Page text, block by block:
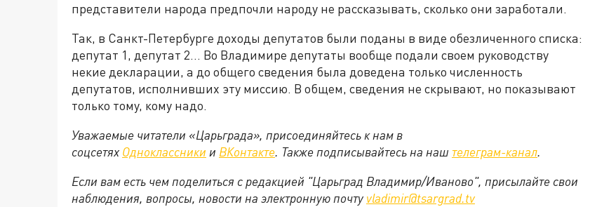
представители народа предпочли народу не рассказывать, сколько они заработали.
Так, в Санкт-Петербурге доходы депутатов были поданы в виде обезличенного списка:
депутат 1, депутат 2… Во Владимире депутаты вообще подали своем руководству
некие декларации, а до общего сведения была доведена только численность
депутатов, исполнивших эту миссию. В общем, сведения не скрывают, но показывают
только тому, кому надо.
Уважаемые читатели «Царьграда», присоединяйтесь к нам в
соцсетях Одноклассники и ВКонтакте. Также подписывайтесь на наш телеграм-канал.
Если вам есть чем поделиться с редакцией "Царьград Владимир/Иваново", присылайте свои
наблюдения, вопросы, новости на электронную почту vladimir@tsargrad.tv